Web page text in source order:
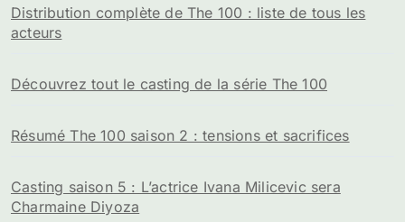
Distribution complète de The 100 : liste de tous les
acteurs
Découvrez tout le casting de la série The 100
Résumé The 100 saison 2 : tensions et sacrifices
Casting saison 5 : L’actrice Ivana Milicevic sera
Charmaine Diyoza